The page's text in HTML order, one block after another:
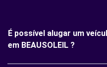
É possível alugar um
em BEAUSOLEIL ?